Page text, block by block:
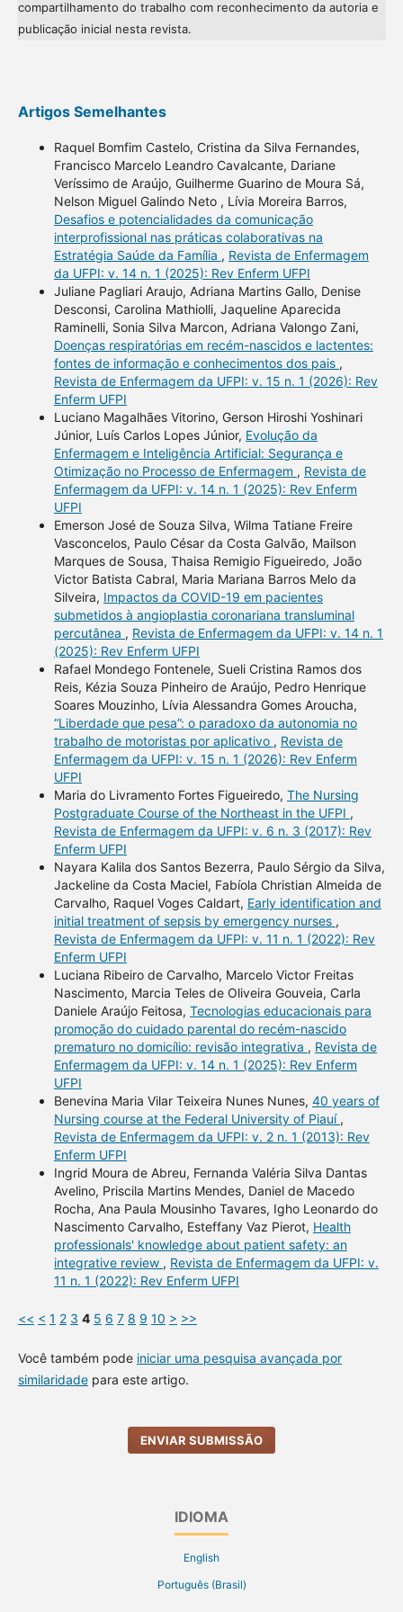
compartilhamento do trabalho com reconhecimento da autoria e
publicação inicial nesta revista.
Artigos Semelhantes
Raquel Bomfim Castelo, Cristina da Silva Fernandes,
Francisco Marcelo Leandro Cavalcante, Dariane
Veríssimo de Araújo, Guilherme Guarino de Moura Sá,
Nelson Miguel Galindo Neto , Lívia Moreira Barros,
Desafios e potencialidades da comunicação
interprofissional nas práticas colaborativas na
Estratégia Saúde da Família , Revista de Enfermagem
da UFPI: v. 14 n. 1 (2025): Rev Enferm UFPI
Juliane Pagliari Araujo, Adriana Martins Gallo, Denise
Desconsi, Carolina Mathiolli, Jaqueline Aparecida
Raminelli, Sonia Silva Marcon, Adriana Valongo Zani,
Doenças respiratórias em recém-nascidos e lactentes:
fontes de informação e conhecimentos dos pais ,
Revista de Enfermagem da UFPI: v. 15 n. 1 (2026): Rev
Enferm UFPI
Luciano Magalhães Vitorino, Gerson Hiroshi Yoshinari
Júnior, Luís Carlos Lopes Júnior, Evolução da
Enfermagem e Inteligência Artificial: Segurança e
Otimização no Processo de Enfermagem , Revista de
Enfermagem da UFPI: v. 14 n. 1 (2025): Rev Enferm
UFPI
Emerson José de Souza Silva, Wilma Tatiane Freire
Vasconcelos, Paulo César da Costa Galvão, Mailson
Marques de Sousa, Thaisa Remigio Figueiredo, João
Victor Batista Cabral, Maria Mariana Barros Melo da
Silveira, Impactos da COVID-19 em pacientes
submetidos à angioplastia coronariana transluminal
percutânea , Revista de Enfermagem da UFPI: v. 14 n. 1
(2025): Rev Enferm UFPI
Rafael Mondego Fontenele, Sueli Cristina Ramos dos
Reis, Kézia Souza Pinheiro de Araújo, Pedro Henrique
Soares Mouzinho, Lívia Alessandra Gomes Aroucha,
“Liberdade que pesa”: o paradoxo da autonomia no
trabalho de motoristas por aplicativo , Revista de
Enfermagem da UFPI: v. 15 n. 1 (2026): Rev Enferm
UFPI
Maria do Livramento Fortes Figueiredo, The Nursing
Postgraduate Course of the Northeast in the UFPI ,
Revista de Enfermagem da UFPI: v. 6 n. 3 (2017): Rev
Enferm UFPI
Nayara Kalila dos Santos Bezerra, Paulo Sérgio da Silva,
Jackeline da Costa Maciel, Fabíola Christian Almeida de
Carvalho, Raquel Voges Caldart, Early identification and
initial treatment of sepsis by emergency nurses ,
Revista de Enfermagem da UFPI: v. 11 n. 1 (2022): Rev
Enferm UFPI
Luciana Ribeiro de Carvalho, Marcelo Victor Freitas
Nascimento, Marcia Teles de Oliveira Gouveia, Carla
Daniele Araújo Feitosa, Tecnologias educacionais para
promoção do cuidado parental do recém-nascido
prematuro no domicílio: revisão integrativa , Revista de
Enfermagem da UFPI: v. 14 n. 1 (2025): Rev Enferm
UFPI
Benevina Maria Vilar Teixeira Nunes Nunes, 40 years of
Nursing course at the Federal University of Piauí ,
Revista de Enfermagem da UFPI: v. 2 n. 1 (2013): Rev
Enferm UFPI
Ingrid Moura de Abreu, Fernanda Valéria Silva Dantas
Avelino, Priscila Martins Mendes, Daniel de Macedo
Rocha, Ana Paula Mousinho Tavares, Igho Leonardo do
Nascimento Carvalho, Esteffany Vaz Pierot, Health
professionals' knowledge about patient safety: an
integrative review , Revista de Enfermagem da UFPI: v.
11 n. 1 (2022): Rev Enferm UFPI
<< < 1 2 3 4 5 6 7 8 9 10 > >>
Você também pode iniciar uma pesquisa avançada por
similaridadepara este artigo.
ENVIAR SUBMISSÃO
IDIOMA
English
Português (Brasil)